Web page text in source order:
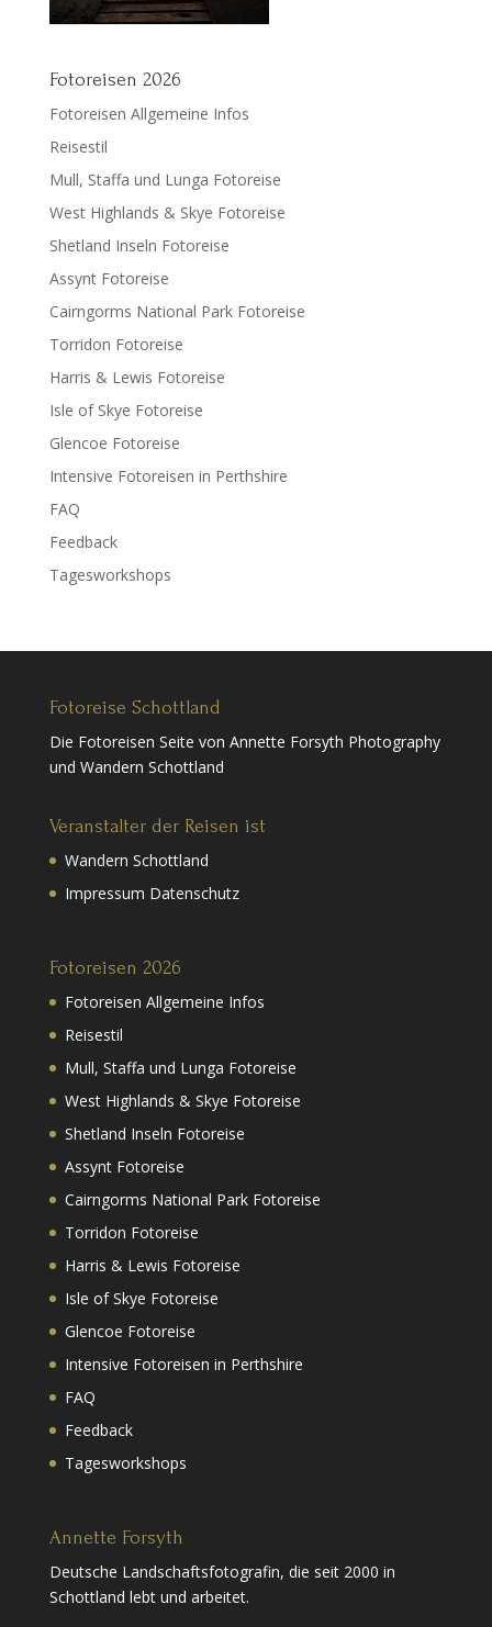
Fotoreisen 2026
Fotoreisen Allgemeine Infos
Reisestil
Mull, Staffa und Lunga Fotoreise
West Highlands & Skye Fotoreise
Shetland Inseln Fotoreise
Assynt Fotoreise
Cairngorms National Park Fotoreise
Torridon Fotoreise
Harris & Lewis Fotoreise
Isle of Skye Fotoreise
Glencoe Fotoreise
Intensive Fotoreisen in Perthshire
FAQ
Feedback
Tagesworkshops
Fotoreise Schottland
Die Fotoreisen Seite von Annette Forsyth Photography
und Wandern Schottland
Veranstalter der Reisen ist
Wandern Schottland
Impressum Datenschutz
Fotoreisen 2026
Fotoreisen Allgemeine Infos
Reisestil
Mull, Staffa und Lunga Fotoreise
West Highlands & Skye Fotoreise
Shetland Inseln Fotoreise
Assynt Fotoreise
Cairngorms National Park Fotoreise
Torridon Fotoreise
Harris & Lewis Fotoreise
Isle of Skye Fotoreise
Glencoe Fotoreise
Intensive Fotoreisen in Perthshire
FAQ
Feedback
Tagesworkshops
Annette Forsyth
Deutsche Landschaftsfotografin, die seit 2000 in
Schottland lebt und arbeitet.